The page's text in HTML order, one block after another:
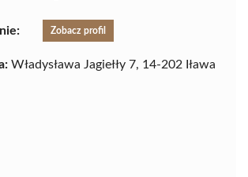
Zobacz profil
Władysława Jagiełły 7, 14-202 Iława